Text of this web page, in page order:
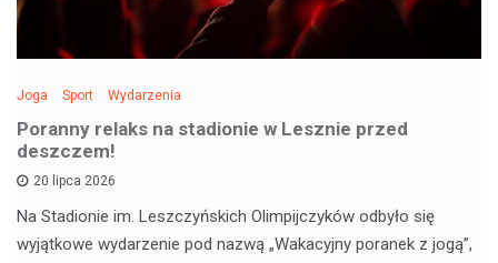
Joga Sport Wydarzenia
Poranny relaks na stadionie w Lesznie przed
deszczem!
20 lipca 2026
Na Stadionie im. Leszczyńskich Olimpijczyków odbyło się
wyjątkowe wydarzenie pod nazwą „Wakacyjny poranek z jogą”,